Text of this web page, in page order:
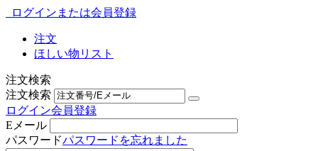
ログインまたは会員登録
注文
ほしい物リスト
注文検索
注文検索
ログイン会員登録
Eメール
パスワードパスワードを忘れました